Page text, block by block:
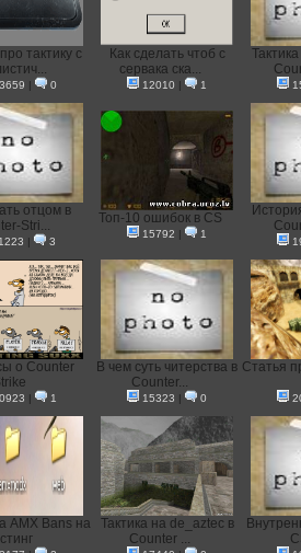
тактику с
| 0
Как сделать чтоб с
сервака ска...
12010 | 1
отцом в
Stri...
| 3
Топ-10 ошибок в CS
15792 | 1
о Counter
| 1
В чем суть читерства в
Counter...
15323 | 0
Статья
AMX Bans на
Тактика на de_aztec в
Counter ...